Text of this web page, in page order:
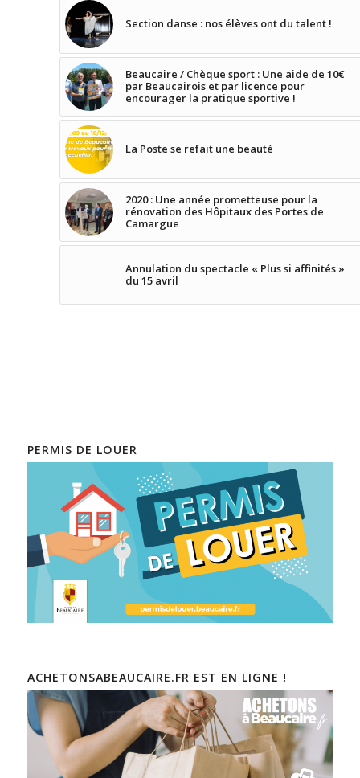
Section danse : nos élèves ont du talent !
Beaucaire / Chèque sport : Une aide de 10€
par Beaucairois et par licence pour
encourager la pratique sportive !
La Poste se refait une beauté
2020 : Une année prometteuse pour la
rénovation des Hôpitaux des Portes de
Camargue
Annulation du spectacle « Plus si affinités »
du 15 avril
PERMIS DE LOUER
ACHETONSABEAUCAIRE.FR EST EN LIGNE !